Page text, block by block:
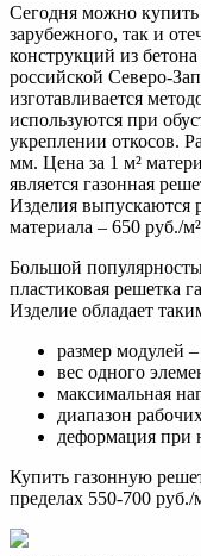
Сегодня можно
зарубежного, так и
конструкций из
российской Северо-
изготавливается
используются при
укреплении откосов.
мм. Цена за 1 м²
является газонная
Изделия выпускаются
материала – 650 руб./
Большой
пластиковая решетка
Изделие обладает
размер модулей
вес одного
максимальная
диапазон
деформация при
Купить газонную
пределах 550-700 руб./